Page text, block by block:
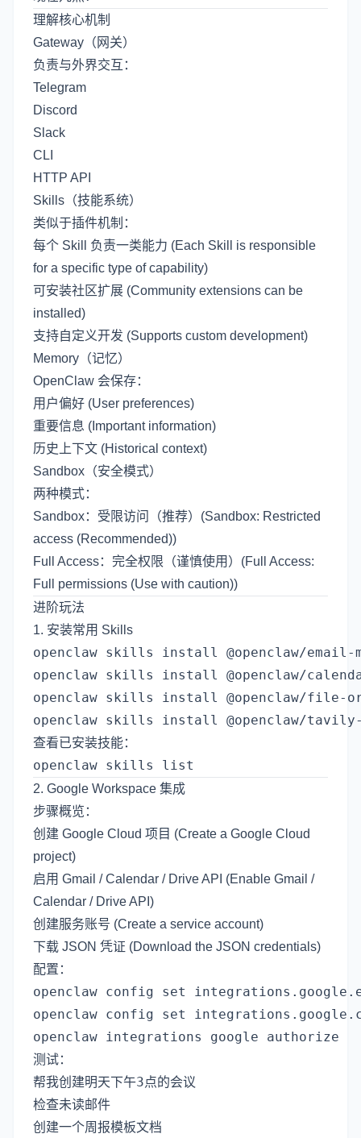
理解核心机制
Gateway（网关）
负责与外界交互：
Telegram
Discord
Slack
CLI
HTTP API
Skills（技能系统）
类似于插件机制：
每个 Skill 负责一类能力 (Each Skill is responsible
for a specific type of capability)
可安装社区扩展 (Community extensions can be
installed)
支持自定义开发 (Supports custom development)
Memory（记忆）
OpenClaw 会保存：
用户偏好 (User preferences)
重要信息 (Important information)
历史上下文 (Historical context)
Sandbox（安全模式）
两种模式：
Sandbox：受限访问（推荐）(Sandbox: Restricted
access (Recommended))
Full Access：完全权限（谨慎使用）(Full Access:
Full permissions (Use with caution))
进阶玩法
1. 安装常用 Skills
openclaw skills install @openclaw/email-
openclaw skills install @openclaw/
openclaw skills install @openclaw/file-
查看已安装技能：
2. Google Workspace 集成
步骤概览：
创建 Google Cloud 项目 (Create a Google Cloud
project)
启用 Gmail / Calendar / Drive API (Enable Gmail /
Calendar / Drive API)
创建服务账号 (Create a service account)
下载 JSON 凭证 (Download the JSON credentials)
配置：
openclaw config set
openclaw config set
测试：
帮我创建明天下午3点的会议
检查未读邮件